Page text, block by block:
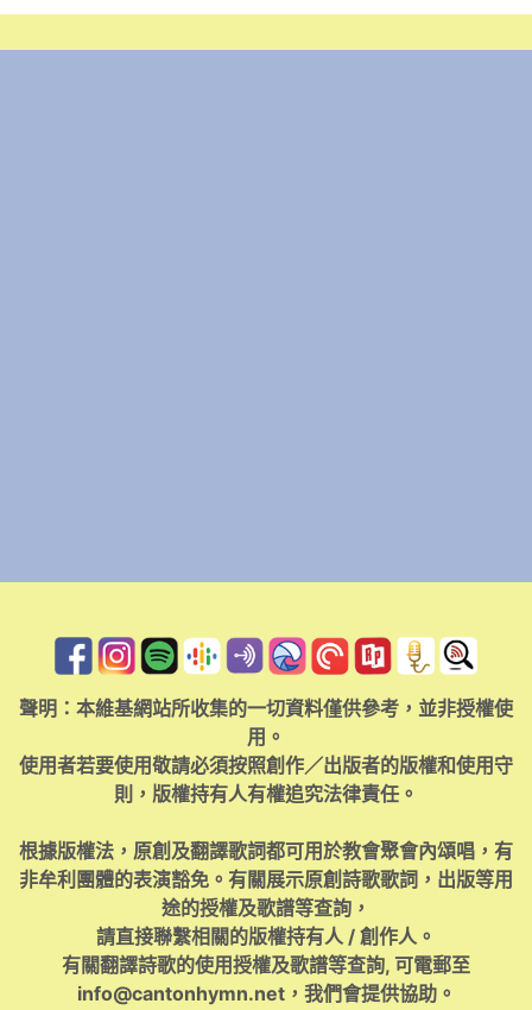
聲明：本維基網站所收集的一切資料僅供參考，並非授權使
用。
使用者若要使用敬請必須按照創作／出版者的版權和使用守
則，版權持有人有權追究法律責任。
根據版權法，原創及翻譯歌詞都可用於教會聚會內頌唱，有
非牟利團體的表演豁免。有關展示原創詩歌歌詞，出版等用
途的授權及歌譜等查詢，
請直接聯繫相關的版權持有人 / 創作人。
有關翻譯詩歌的使用授權及歌譜等查詢, 可電郵至
info@cantonhymn.net，我們會提供協助。